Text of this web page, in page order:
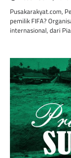
Pusakarakyat.com,
pemilik FIFA?
internasional, dari